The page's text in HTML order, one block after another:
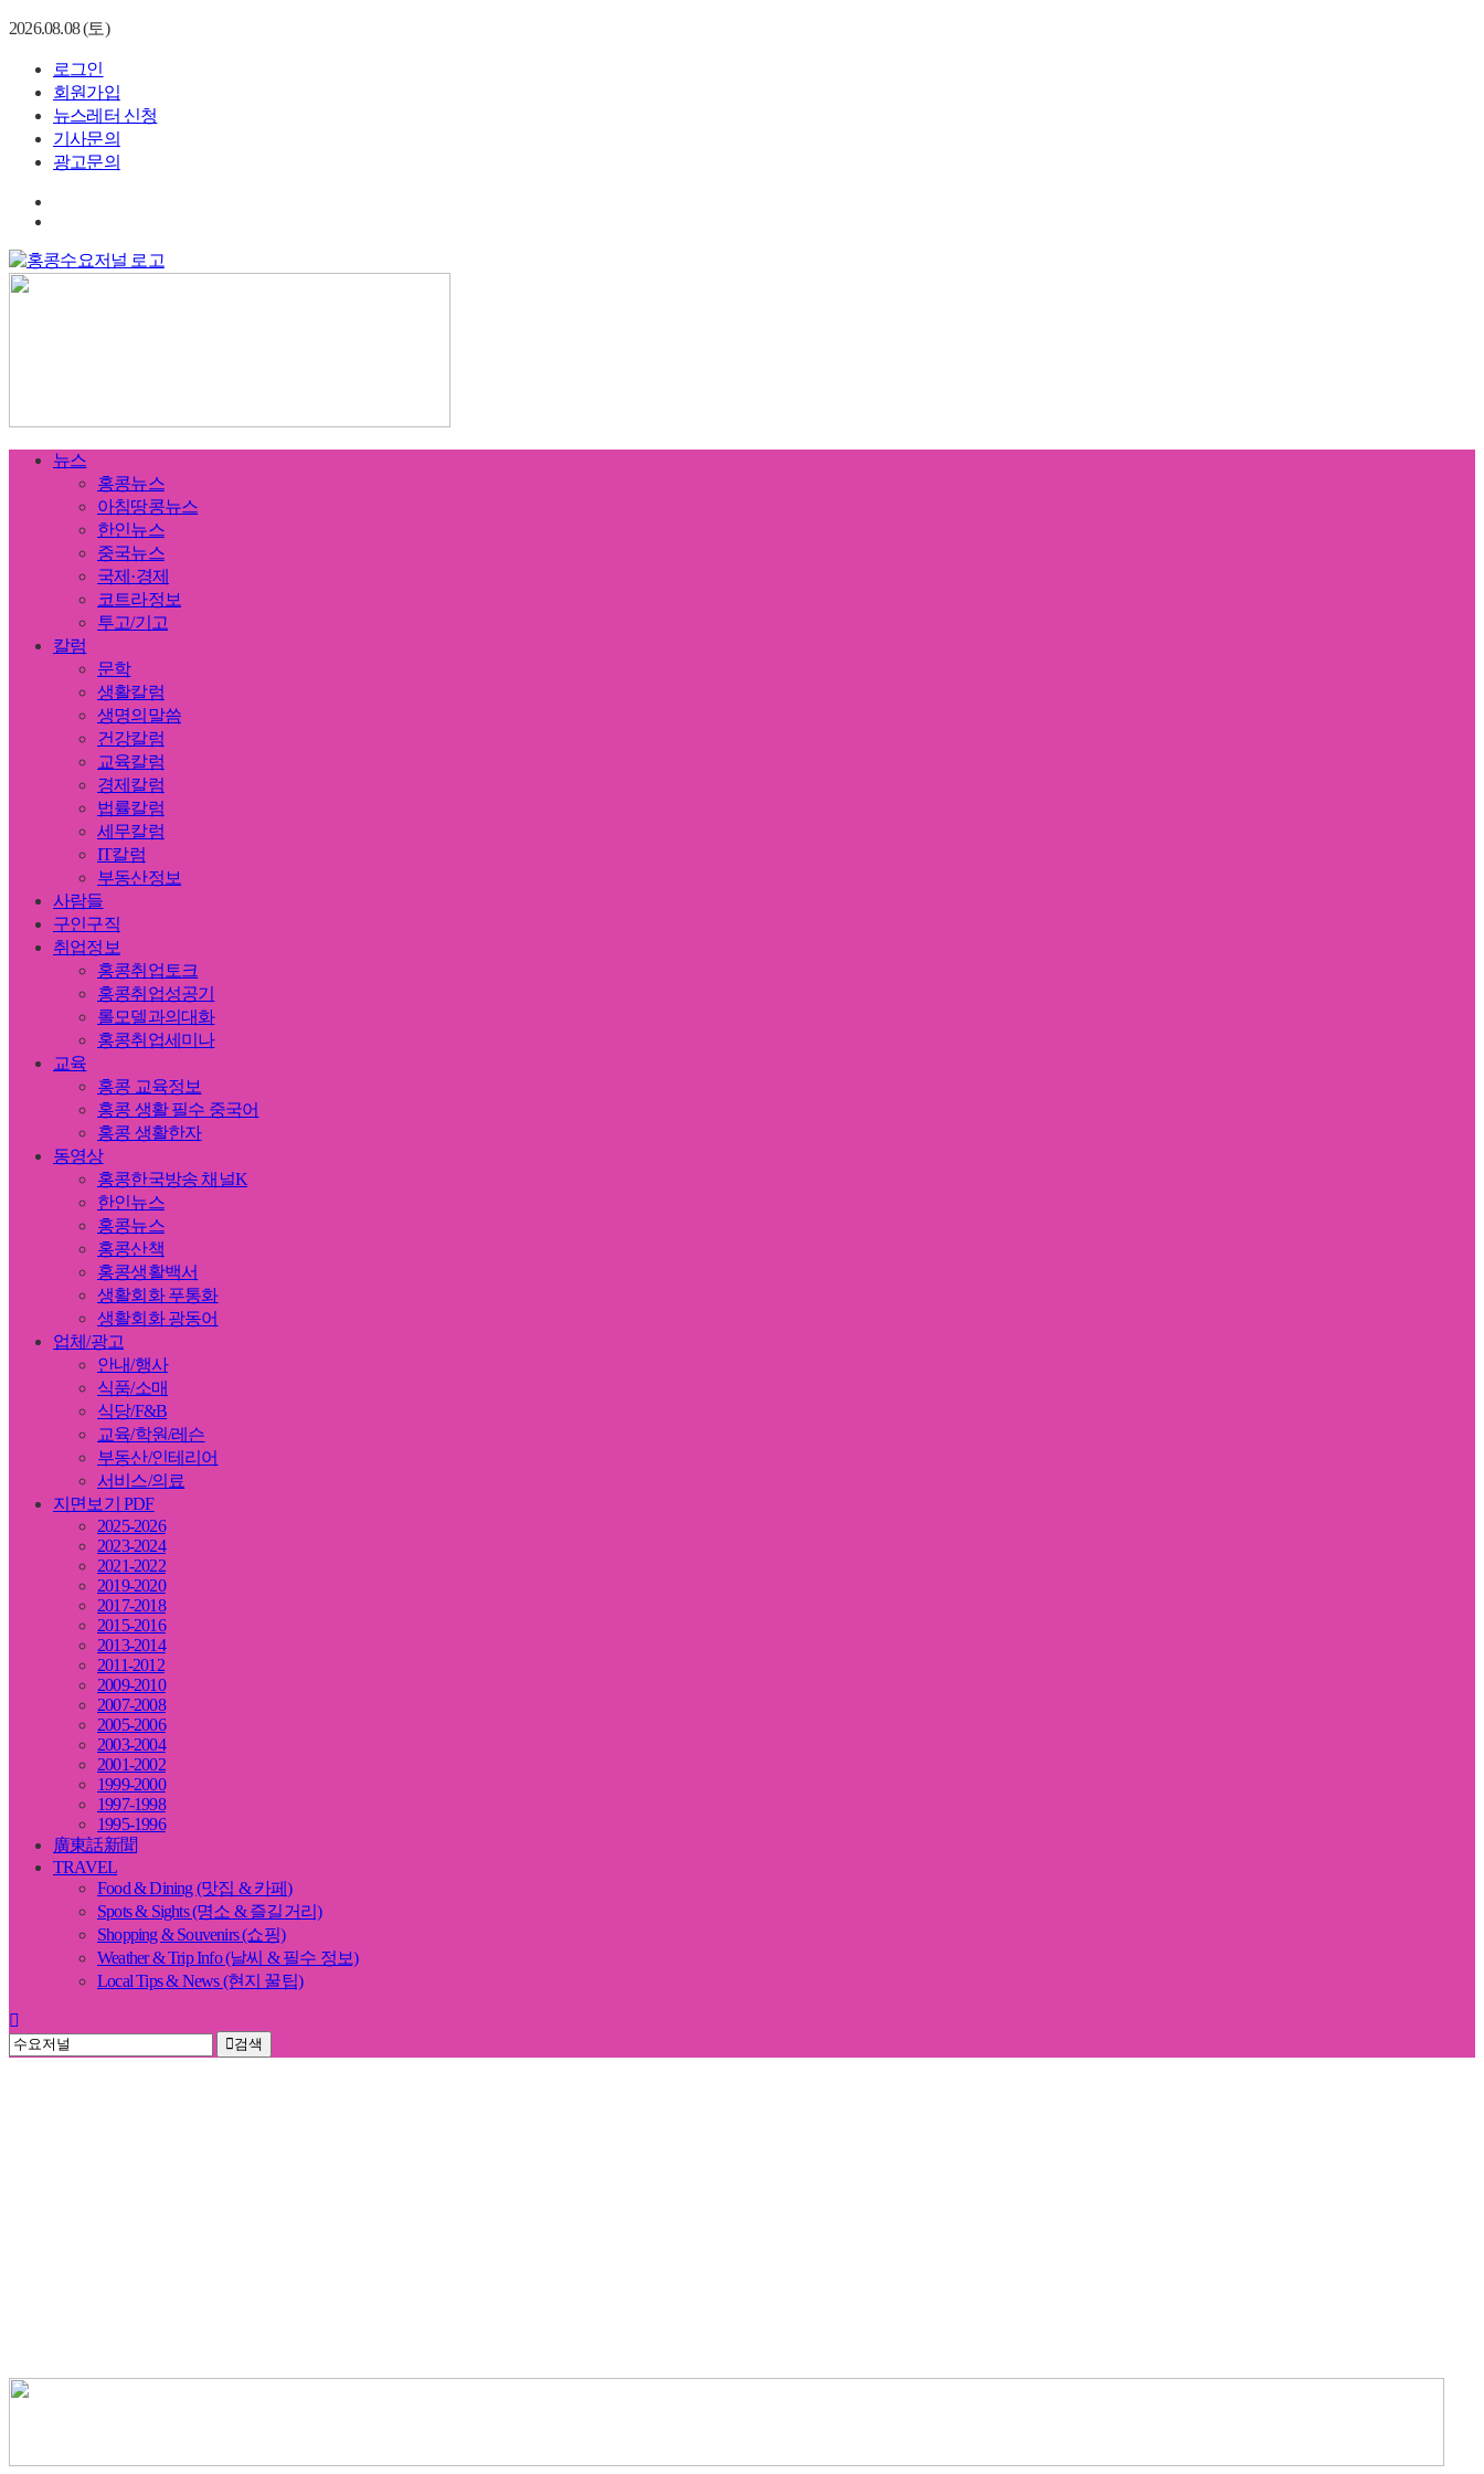
2026.08.08 (토)
로그인
회원가입
뉴스레터 신청
기사문의
광고문의
뉴스
홍콩뉴스
아침땅콩뉴스
한인뉴스
중국뉴스
국제·경제
코트라정보
투고/기고
칼럼
문학
생활칼럼
생명의말씀
건강칼럼
교육칼럼
경제칼럼
법률칼럼
세무칼럼
IT칼럼
부동산정보
사람들
구인구직
취업정보
홍콩취업토크
홍콩취업성공기
롤모델과의대화
홍콩취업세미나
교육
홍콩 교육정보
홍콩 생활 필수 중국어
홍콩 생활한자
동영상
홍콩한국방송 채널K
한인뉴스
홍콩뉴스
홍콩산책
홍콩생활백서
생활회화 푸통화
생활회화 광동어
업체/광고
안내/행사
식품/소매
식당/F&B
교육/학원/레슨
부동산/인테리어
서비스/의료
지면보기 PDF
2025-2026
2023-2024
2021-2022
2019-2020
2017-2018
2015-2016
2013-2014
2011-2012
2009-2010
2007-2008
2005-2006
2003-2004
2001-2002
1999-2000
1997-1998
1995-1996
廣東話新聞
TRAVEL
Food & Dining (맛집 & 카페)
Spots & Sights (명소 & 즐길거리)
Shopping & Souvenirs (쇼핑)
Weather & Trip Info (날씨 & 필수 정보)
Local Tips & News (현지 꿀팁)
검색